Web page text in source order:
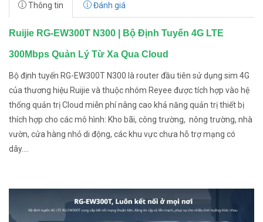
Thông tin Đánh giá
Ruijie RG-EW300T N300 | Bộ Định Tuyến 4G LTE
300Mbps Quản Lý Từ Xa Qua Cloud
Bộ định tuyến RG-EW300T N300 là router đầu tiên sử dụng sim 4G
của thương hiệu Ruijie và thuộc nhóm Reyee được tích hợp vào hệ
thống quản trị Cloud miễn phí nâng cao khả năng quản trị thiết bị
thích hợp cho các mô hình: Kho bãi, công trường, nông trường, nhà
vườn, cửa hàng nhỏ di động, các khu vực chưa hỗ trợ mạng có
dây....